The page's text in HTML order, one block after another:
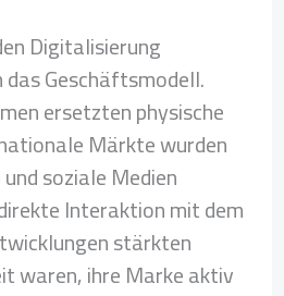
Digitalisierung
Geschäftsmodell.
ersetzten physische
Märkte wurden
soziale Medien
Interaktion mit dem
stärkten
waren, ihre Marke aktiv